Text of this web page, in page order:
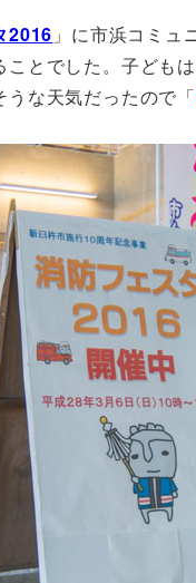
2016 」に市浜コミュ
とでした。子ども
な天気だったので「